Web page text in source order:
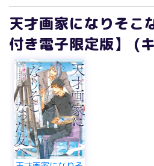
天才画家になりそこ
付き電子限定版】 (